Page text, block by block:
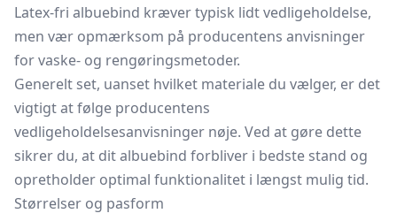
Latex-fri albuebind kræver typisk lidt vedligeholdelse,
men vær opmærksom på producentens anvisninger
for vaske- og rengøringsmetoder.
Generelt set, uanset hvilket materiale du vælger, er det
vigtigt at følge producentens
vedligeholdelsesanvisninger nøje. Ved at gøre dette
sikrer du, at dit albuebind forbliver i bedste stand og
opretholder optimal funktionalitet i længst mulig tid.
Størrelser og pasform